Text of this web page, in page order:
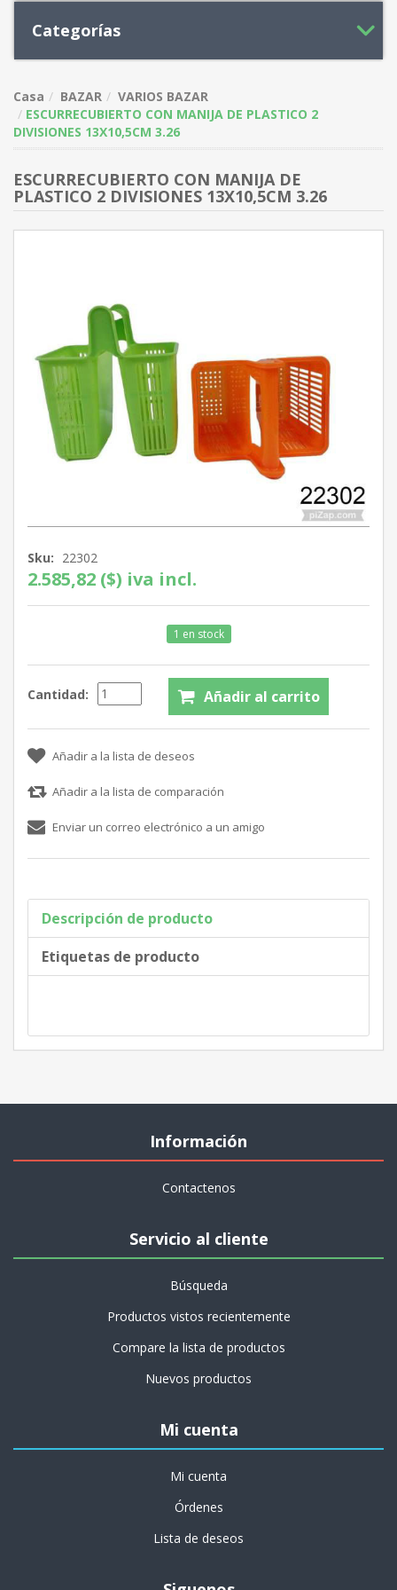
Categorías
Casa BAZAR
VARIOS BAZAR
ESCURRECUBIERTO CON MANIJA DE PLASTICO 2
DIVISIONES 13X10,5CM 3.26
ESCURRECUBIERTO CON MANIJA DE
PLASTICO 2 DIVISIONES 13X10,5CM 3.26
Sku: 22302
2.585,82 ($) iva incl.
1 en stock
Cantidad:
Descripción de producto
Etiquetas de producto
Información
Contactenos
Servicio al cliente
Búsqueda
Productos vistos recientemente
Compare la lista de productos
Nuevos productos
Mi cuenta
Mi cuenta
Órdenes
Lista de deseos